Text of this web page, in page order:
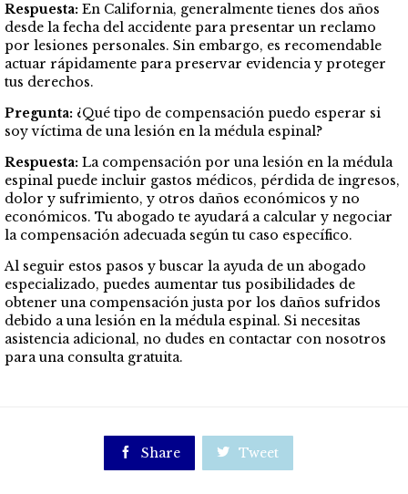
Respuesta: En California, generalmente tienes dos años
desde la fecha del accidente para presentar un reclamo
por lesiones personales. Sin embargo, es recomendable
actuar rápidamente para preservar evidencia y proteger
tus derechos.
Pregunta: ¿Qué tipo de compensación puedo esperar si
soy víctima de una lesión en la médula espinal?
Respuesta: La compensación por una lesión en la médula
espinal puede incluir gastos médicos, pérdida de ingresos,
dolor y sufrimiento, y otros daños económicos y no
económicos. Tu abogado te ayudará a calcular y negociar
la compensación adecuada según tu caso específico.
Al seguir estos pasos y buscar la ayuda de un abogado
especializado, puedes aumentar tus posibilidades de
obtener una compensación justa por los daños sufridos
debido a una lesión en la médula espinal. Si necesitas
asistencia adicional, no dudes en contactar con nosotros
para una consulta gratuita.
 Share  Tweet